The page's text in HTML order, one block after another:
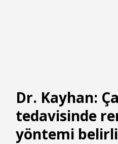
Dr. Kayhan:
tedavisinde
yöntemi